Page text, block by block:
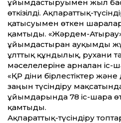
ұйымдастыруымен жыл
өткізілді. Ақпарат­тық-
қатысуымен өткен
қамтыды. «Жәрдем-
ұйымдастырған ауқымды
ұлт­тық құндылық, рухани
мәселелеріне арналған
«ҚР діни бірлестіктер
заңын түсіндіру
ұйымдарында 78 іс-шара
қамтыды.
Ақпарат­тық-түсіндіру